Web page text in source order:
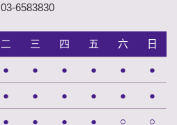
03-6583830
二 三 四 五 六 日
● ● ● ● ● ●
● ● ● ● ● ●
● ● ● ● ○ ○